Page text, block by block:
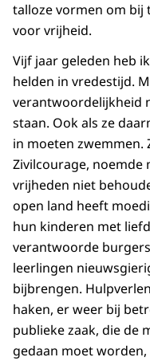
talloze vormen om bij
voor vrijheid.
Vijf jaar geleden heb
helden in vredestijd.
verantwoordelijkheid
staan. Ook als ze
in moeten
Zivilcourage, noemde
vrijheden niet
open land heeft
hun kinderen met
verantwoorde
leerlingen
bijbrengen.
haken, er weer bij
publieke zaak, die de
gedaan moet